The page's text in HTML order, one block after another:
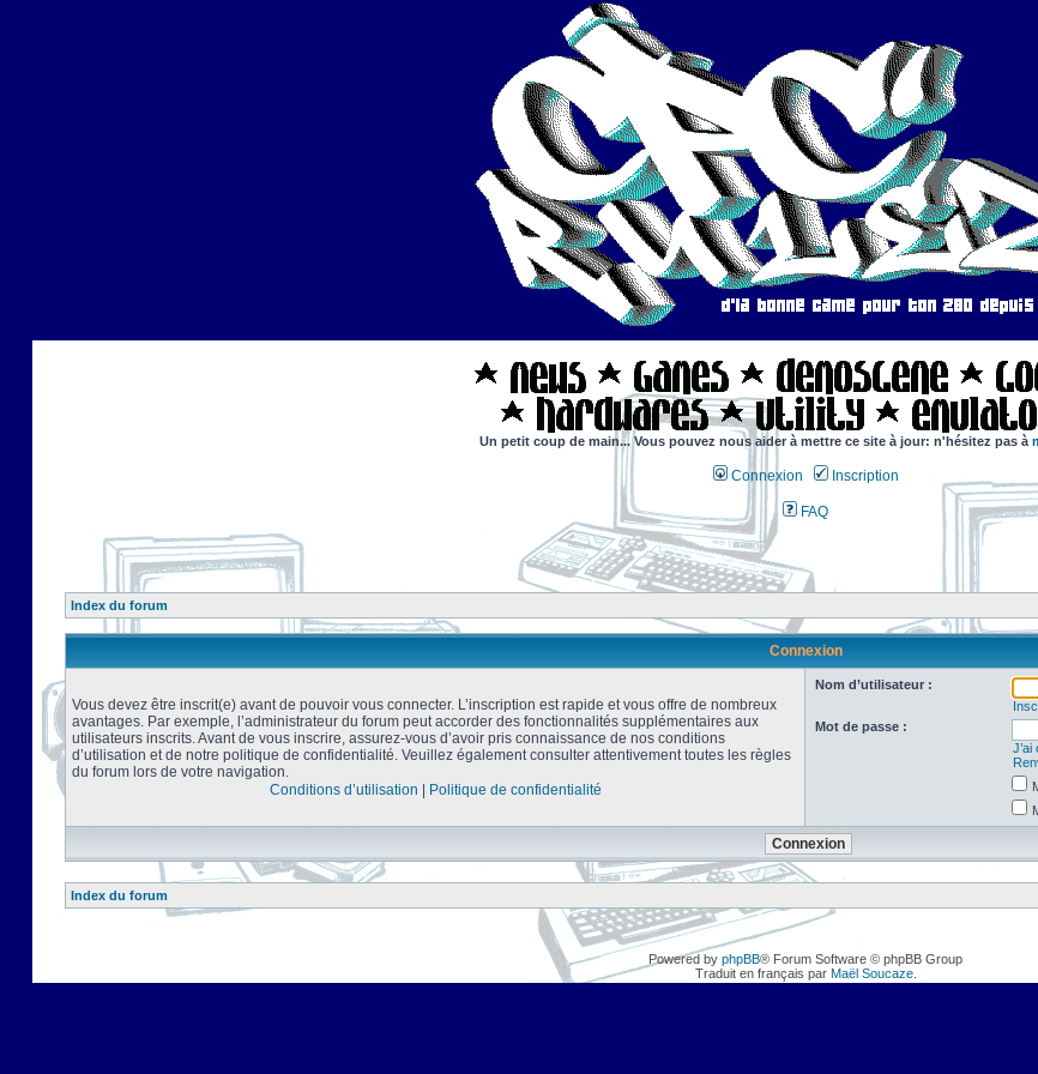
Un petit coup de main... Vous pouvez nous aider à mettre ce site à jour: n'hésitez pas à
Connexion Inscription
FAQ
Index du forum
Connexion
Vous devez être inscrit(e) avant de pouvoir vous connecter. L’inscription est rapide et vous offre de nombreux
avantages. Par exemple, l’administrateur du forum peut accorder des fonctionnalités supplémentaires aux
utilisateurs inscrits. Avant de vous inscrire, assurez-vous d’avoir pris connaissance de nos conditions
d’utilisation et de notre politique de confidentialité. Veuillez également consulter attentivement toutes les règles
du forum lors de votre navigation.
Conditions d’utilisation
Politique de confidentialité
Nom d’utilisateur :
Mot de passe :
Index du forum
Powered by phpBB® Forum Software © phpBB Group
Traduit en français par Maël Soucaze.